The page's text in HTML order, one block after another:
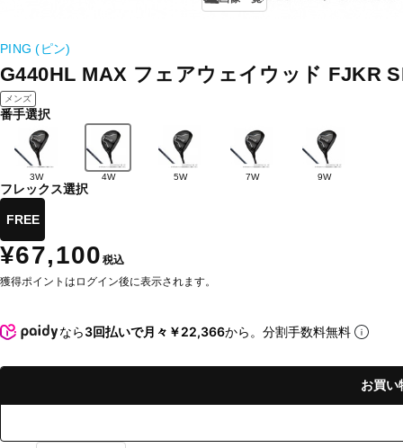
PING (ピン)
G440HL MAX フェアウェイウッド FJKR
メンズ
番手選択
3W 4W 5W 7W 9W
フレックス選択
FREE
¥67,100 税込
獲得ポイントはログイン後に表示されます。
なら3回払いで月々￥22,366から。分割手数料無料
お買い